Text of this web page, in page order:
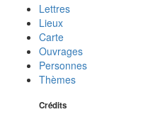
Lettres
Lieux
Carte
Ouvrages
Personnes
Thèmes
Crédits